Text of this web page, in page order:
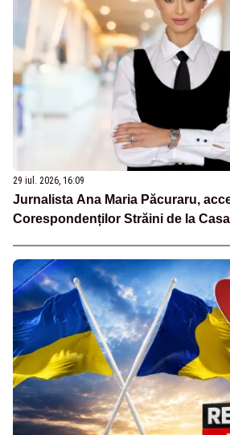
29 iul. 2026, 16:09
Jurnalista Ana Maria Păcuraru,
Corespondenților Străini de la